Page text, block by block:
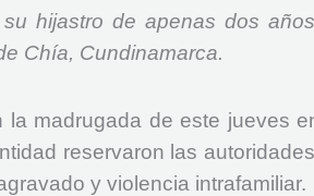
hijastro de apenas dos
Chía, Cundinamarca.
la madrugada de este jueves
reservaron las
y violencia intrafamiliar.